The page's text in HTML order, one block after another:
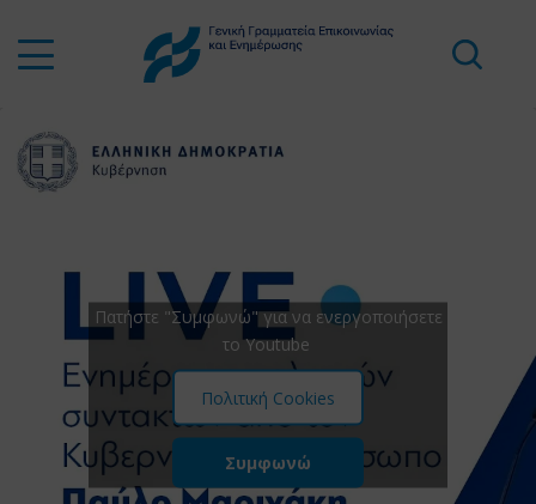
Πατήστε "Συμφωνώ" για να ενεργοποιήσετε
το Youtube
Πολιτική Cookies
Συμφωνώ